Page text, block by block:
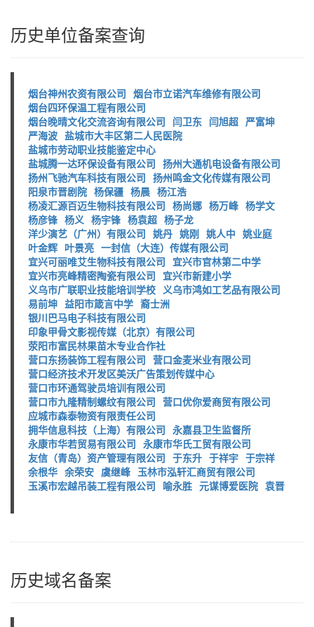
历史单位备案查询
烟台神州农资有限公司 烟台市立诺汽车维修有限公司
烟台四环保温工程有限公司
烟台晚晴文化交流咨询有限公司 闫卫东 闫旭超 严富坤
严海波 盐城市大丰区第二人民医院
盐城市劳动职业技能鉴定中心
盐城腾一达环保设备有限公司 扬州大通机电设备有限公司
扬州飞驰汽车科技有限公司 扬州鸣金文化传媒有限公司
阳泉市晋剧院 杨保疆 杨晨 杨江浩
杨凌汇源百迈生物科技有限公司 杨尚娜 杨万峰 杨学文
杨彦锋 杨义 杨宇锋 杨袁超 杨子龙
洋少演艺（广州）有限公司 姚丹 姚刚 姚人中 姚业庭
叶金辉 叶景亮 一封信（大连）传媒有限公司
宜兴可丽唯艾生物科技有限公司 宜兴市官林第二中学
宜兴市亮峰精密陶瓷有限公司 宜兴市新建小学
义乌市广联职业技能培训学校 义乌市鸿如工艺品有限公司
易前坤 益阳市箴言中学 裔士洲
银川巴马电子科技有限公司
印象甲骨文影视传媒（北京）有限公司
荥阳市富民林果苗木专业合作社
营口东扬装饰工程有限公司 营口金麦米业有限公司
营口经济技术开发区美沃广告策划传媒中心
营口市环通驾驶员培训有限公司
营口市九隆精制螺纹有限公司 营口优你爱商贸有限公司
应城市森泰物资有限责任公司
拥华信息科技（上海）有限公司 永嘉县卫生监督所
永康市华若贸易有限公司 永康市华氏工贸有限公司
友信（青岛）资产管理有限公司 于东升 于祥宇 于宗祥
余根华 余荣安 虞继峰 玉林市泓轩汇商贸有限公司
玉溪市宏越吊装工程有限公司 喻永胜 元谋博爱医院 袁晋
历史域名备案